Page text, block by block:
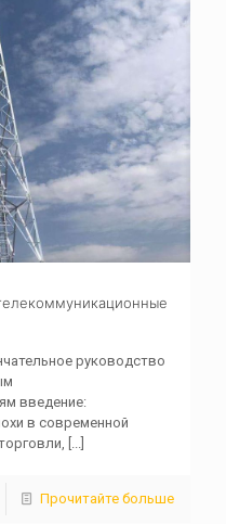
руководство
введение:
в современной
[...]
Прочитайте больше